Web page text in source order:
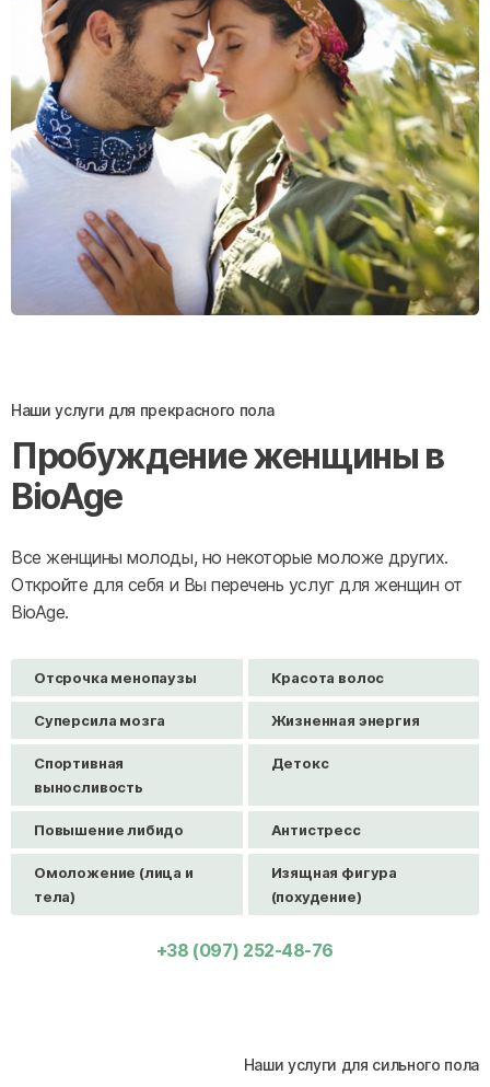
Наши услуги для прекрасного пола
Пробуждение женщины в
BioAge
Все женщины молоды, но некоторые моложе других.
Откройте для себя и Вы перечень услуг для женщин от
BioAge.
Отсрочка менопаузы Красота волос
Суперсила мозга Жизненная энергия
Спортивная
выносливость
Детокс
Повышение либидо Антистресс
Омоложение (лица и
тела)
Изящная фигура
(похудение)
+38 (097) 252-48-76
Наши услуги для сильного пола